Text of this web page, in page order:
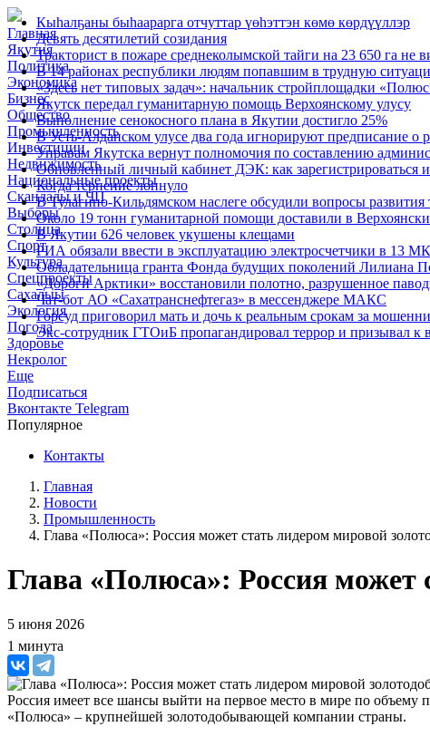
Главная
Якутия
Политика
Экономика
Бизнес
Общество
Промышленность
Инвестиции
Недвижимость
Национальные проекты
Скандалы и ЧП
Выборы
Столица
Спорт
Культура
Спецпроекты
Сахалыы
Экология
Погода
Здоровье
Некролог
Еще
Подписаться
Вконтакте Telegram
Популярное
Кыһалҕаны быһаарарга отчуттар үөһэттэн көмө көрдүүллэр
Девять десятилетий созидания
Тракторист в пожаре среднеколымской тайги на 23 650 га не
В 14 районах республики людям попавшим в трудную
«Здесь нет типовых задач»: начальник стройплощадки
Якутск передал гуманитарную помощь Верхоянскому улусу
Выполнение сенокосного плана в Якутии достигло 25%
В Усть-Алданском улусе два года игнорируют предписание о
Управам Якутска вернут полномочия по составлению
Обновленный личный кабинет ДЭК: как зарегистрироваться
Когда терпение лопнуло
В Тулагино-Кильдямском наслеге обсудили вопросы
Около 19 тонн гуманитарной помощи доставили в
В Якутии 626 человек укушены клещами
РИА обязали ввести в эксплуатацию электросчетчики в 13
Обладательница гранта Фонда будущих поколений Лилиана
«Дороги Арктики» восстановили полотно, разрушенное
Чат-бот АО «Сахатранснефтегаз» в мессенджере МАКС
Горсуд приговорил мать и дочь к реальным срокам за
Экс-сотрудник ГТОиБ пропагандировал террор и призывал к
Контакты
Главная
Новости
Промышленность
Глава «Полюса»: Россия может стать лидером мировой
Глава «Полюса»: Россия может
5 июня 2026
1 минута
Россия имеет все шансы выйти на первое место в мире по
«Полюса» – крупнейшей золотодобывающей компании страны.